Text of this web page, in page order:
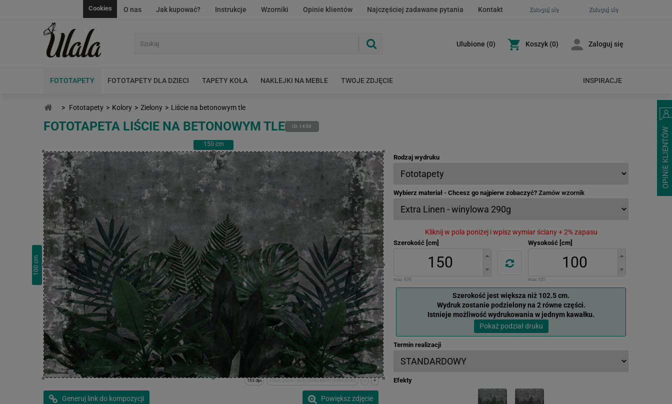
Zaloguj się
Zaloguj się
O nas Jak kupować? Instrukcje Wzorniki Opinie klientów Najczęściej zadawane pytania Kontakt
Cookies
Ulubione (0) Koszyk (0) Zaloguj się
FOTOTAPETY FOTOTAPETY DLA DZIECI TAPETY KOŁA NAKLEJKI NA MEBLE TWOJE ZDJĘCIE INSPIRACJE
> Fototapety > Kolory > Zielony > Liście na betonowym tle
FOTOTAPETA LIŚCIE NA BETONOWYM TLE ID 1450
150 cm
100
cm
+
-
x:0cm y:0cm | (0,0) (9593,6395) (9593,6395)
163 dpi
Powiększ zdjęcie
Generuj link do kompozycji
Rodzaj wydruku
Wybierz materiał - Chcesz go najpierw zobaczyć? Zamów wzornik
Kliknij w pola poniżej i wpisz wymiar ściany + 2% zapasu
Szerokość [cm]
max: 976
Wysokość [cm]
max: 651
Szerokość jest większa niż 102.5 cm.
Wydruk zostanie podzielony na 2 równe części.
Istnieje możliwość wydrukowania w jednym kawałku.
Pokaż podział druku
Termin realizacji
Efekty